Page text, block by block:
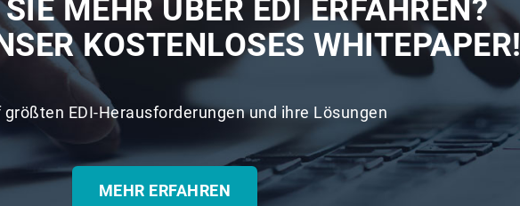
MEHR ÜBER EDI ERFAHREN?
KOSTENLOSES WHITEPAPER!
größten EDI-Herausforderungen und ihre Lösungen
MEHR ERFAHREN